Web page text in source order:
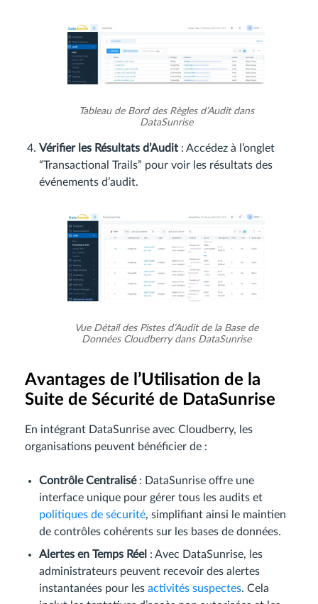
Tableau de Bord des Règles d’Audit dans
DataSunrise
Vérifier les Résultats d’Audit : Accédez à l’onglet
“Transactional Trails” pour voir les résultats des
événements d’audit.
Vue Détail des Pistes d’Audit de la Base de
Données Cloudberry dans DataSunrise
Avantages de l’Utilisation de la
Suite de Sécurité de DataSunrise
En intégrant DataSunrise avec Cloudberry, les
organisations peuvent bénéficier de :
Contrôle Centralisé: DataSunrise offre une
interface unique pour gérer tous les audits et
politiques de sécurité, simplifiant ainsi le maintien
de contrôles cohérents sur les bases de données.
Alertes en Temps Réel : Avec DataSunrise, les
administrateurs peuvent recevoir des alertes
instantanées pour les activités suspectes. Cela